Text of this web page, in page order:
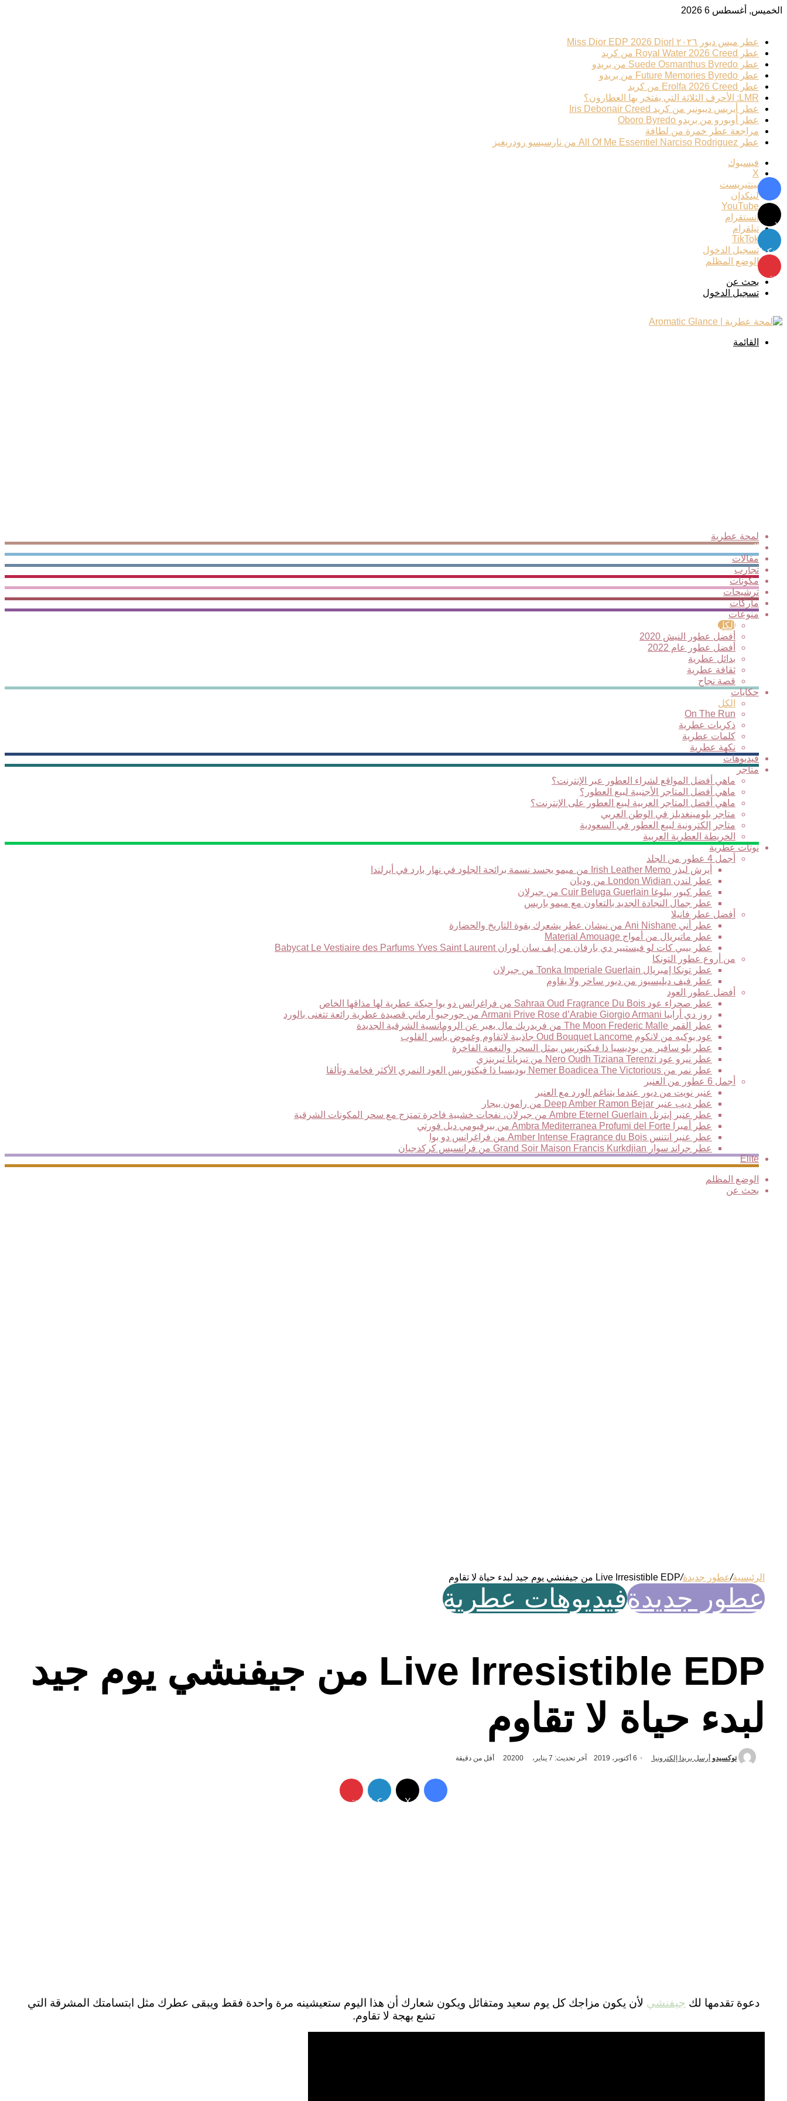
الخميس, أغسطس 6 2026
عطر ميس ديور ٢٠٢٦ |Miss Dior EDP 2026 Dior
عطر Royal Water 2026 Creed من كريد
عطر Suede Osmanthus Byredo من بريدو
عطر Future Memories Byredo من بريدو
عطر Erolfa 2026 Creed من كريد
LMR: الأحرف الثلاثة التي يفتخر بها العطارون؟
عطر أيريس ديبونير من كريد Iris Debonair Creed
عطر أوبورو من بريدو Oboro Byredo
مراجعة عطر خمرة من لطافة
عطر All Of Me Essentiel Narciso Rodriguez من نارسيسو رودريغيز
فيسبوك
‫X
بينتيريست
لينكدإن
‫YouTube
انستقرام
تيلقرام
‫TikTok
تسجيل الدخول
الوضع المظلم
بحث عن
تسجيل الدخول
القائمة
لمحة عطرية
الجديد
مقالات
تجارب
مكونات
ترشيحات
ماركات
منوعات
الكل
أفضل عطور النيش 2020
أفضل عطور عام 2022
بدائل عطرية
ثقافة عطرية
قصة نجاح
حكايات
الكل
On The Run
ذكريات عطرية
كلمات عطرية
نكهة عطرية
فيديوهات
متاجر
ماهي أفضل المواقع لشراء العطور عبر الإنترنت؟
ماهي أفضل المتاجر الأجنبية لبيع العطور؟
ماهي أفضل المتاجر العربية لبيع العطور على الإنترنت؟
متاجر بلومينغديلز في الوطن العربي
متاجر إلكترونية لبيع العطور في السعودية
الخريطة العطرية العربية
نوتات عطرية
أجمل 4 عطور من الجلد
أيرش ليذر Irish Leather Memo من ميمو يجسد نسمة برائحة الجلود في نهار بارد في أيرلندا
عطر لندن London Widian من وديان
عطر كيور بيلوغا Cuir Beluga Guerlain من جيرلان
عطر جمال النجادة الجديد بالتعاون مع ميمو باريس
أفضل عطر فانيلا
عطر أني Ani Nishane من نيشان عطر يشعرك بقوة التاريخ والحضارة
عطر ماتيريال من أمواج Material Amouage
عطر بيبي كات لو فيستيير دي بارفان من إيف سان لوران Babycat Le Vestiaire des Parfums Yves Saint Laurent
من أروع عطور التونكا
عطر تونكا إمبريال Tonka Imperiale Guerlain من جيرلان
عطر فيف ديليسيوز من ديور ساحر ولا يقاوم
أفضل عطور العود
عطر صحراء عود Sahraa Oud Fragrance Du Bois من فراغرانس دو بوا حبكة عطرية لها مذاقها الخاص
روز دي أرابيا Armani Prive Rose d’Arabie Giorgio Armani من جورجيو أرماني قصيدة عطرية رائعة تتغنى بالورد
عطر القمر The Moon Frederic Malle من فريدريك مال يعبر عن الرومانسية الشرقية الجديدة
عود بوكيه من لانكوم Oud Bouquet Lancome جاذبية لاتقاوم وغموض يأسر القلوب
عطر بلو سافير من بوديسيا ذا فيكتوريس يمثل السحر والنغمة الفاخرة
عطر نيرو عود Nero Oudh Tiziana Terenzi من تيزيانا تيرينزي
عطر نمر من Nemer Boadicea The Victorious بوديسيا ذا فيكتوريس العود النمري الأكثر فخامة وتألقا
أجمل 6 عطور من العنبر
عنبر نويت من ديور عندما يتناغم الورد مع العنبر
عطر ديب عنبر Deep Amber Ramon Bejar من رامون بيجار
عطر عنبر إيترنل Ambre Eternel Guerlain من جيرلان، نفحات خشبية فاخرة تمتزج مع سحر المكونات الشرقية
عطر أمبرا Ambra Mediterranea Profumi del Forte من بيرفيومي ديل فورتي
عطر عنبر انتنس Amber Intense Fragrance du Bois من فراغرانس دو بوا
عطر جراند سوار Grand Soir Maison Francis Kurkdjian من فرانسيس كركدجيان
Elite
الوضع المظلم
بحث عن
الرئيسية/عطور جديدة/Live Irresistible EDP من جيفنشي يوم جيد لبدء حياة لا تقاوم
عطور جديدةفيديوهات عطرية
Live Irresistible EDP من جيفنشي يوم جيد
لبدء حياة لا تقاوم
توكسيدو أرسل بريدا إلكترونيا 6 أكتوبر، 2019 آخر تحديث: 7 يناير، 2020 0 أقل من دقيقة
فيسبوك X لينكدإن بينتيريست
دعوة تقدمها لك جيفنشي لأن يكون مزاجك كل يوم سعيد ومتفائل ويكون شعارك أن هذا اليوم ستعيشينه مرة واحدة فقط ويبقى عطرك مثل ابتسامتك المشرقة التي
تشع بهجة لا تقاوم.
فيسبوك
X
لينكدإن
بينتيريست